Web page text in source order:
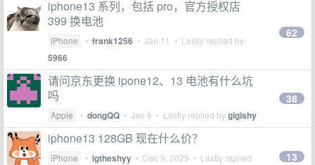
iphone13 系列，包括 pro，官方授权店
399 换电池
iPhone • frank1256 • Jan 11 • Lastly replied by
5966
62
请问京东更换 ipone12、13 电池有什么坑
吗
Apple • dongQQ • Jan 8 • Lastly replied bygigishy
38
iphone13 128GB 现在什么价？
iPhone • igtheshyy • Dec 9, 2025 • Lastly replied
13